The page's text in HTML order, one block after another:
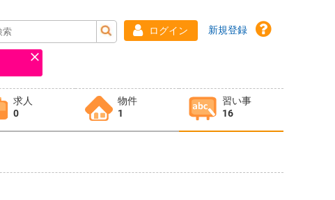
ログイン 新規登録
求人
0
物件
1
習い事
16